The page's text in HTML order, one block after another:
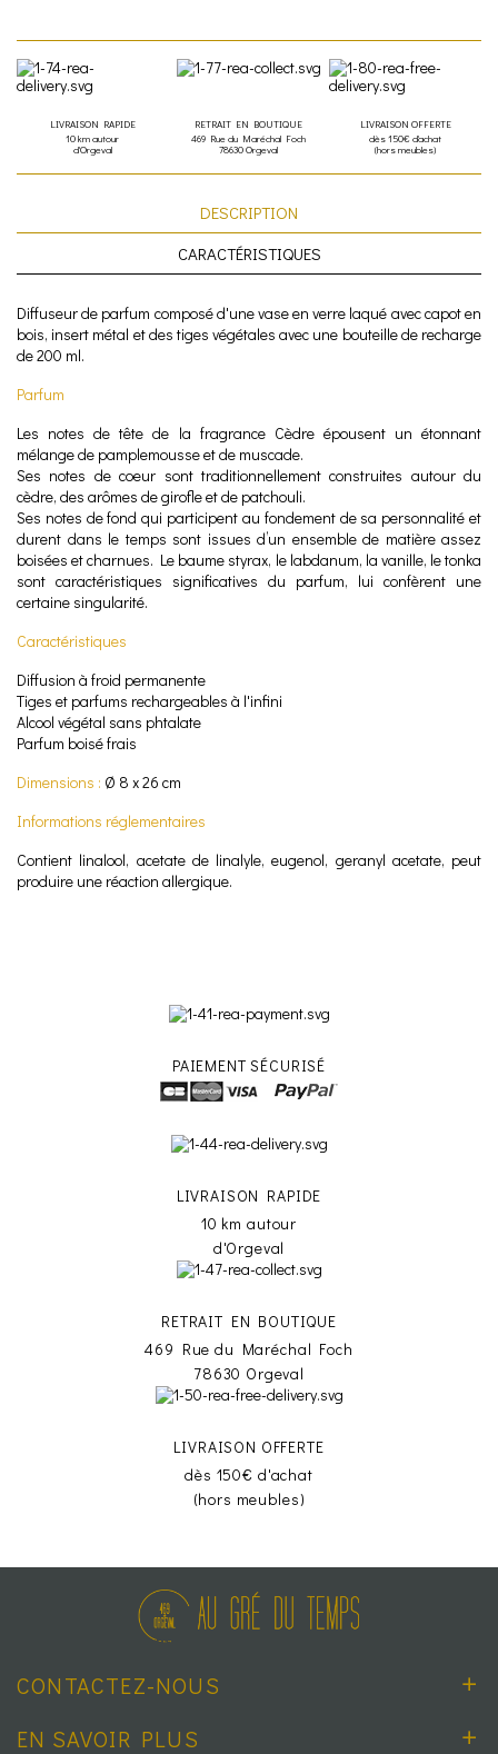
LIVRAISON RAPIDE
10 km autour
d'Orgeval
RETRAIT EN BOUTIQUE
469 Rue du Maréchal Foch
78630 Orgeval
LIVRAISON OFFERTE
dès 150€ d'achat
(hors meubles)
DESCRIPTION
CARACTÉRISTIQUES
Diffuseur de parfum composé d'une vase en verre laqué avec capot en
bois, insert métal et des tiges végétales avec une bouteille de recharge
de 200 ml.
Parfum
Les notes de tête de la fragrance Cèdre épousent un étonnant
mélange de pamplemousse et de muscade.
Ses notes de coeur sont traditionnellement construites autour du
cèdre, des arômes de girofle et de patchouli.
Ses notes de fond qui participent au fondement de sa personnalité et
durent dans le temps sont issues d’un ensemble de matière assez
boisées et charnues. Le baume styrax, le labdanum, la vanille, le tonka
sont caractéristiques significatives du parfum, lui confèrent une
certaine singularité.
Caractéristiques
Diffusion à froid permanente
Tiges et parfums rechargeables à l'infini
Alcool végétal sans phtalate
Parfum boisé frais
Dimensions : Ø 8 x 26 cm
Informations réglementaires
Contient linalool, acetate de linalyle, eugenol, geranyl acetate, peut
produire une réaction allergique.
PAIEMENT SÉCURISÉ
LIVRAISON RAPIDE
10 km autour
d'Orgeval
RETRAIT EN BOUTIQUE
469 Rue du Maréchal Foch
78630 Orgeval
LIVRAISON OFFERTE
dès 150€ d'achat
(hors meubles)
CONTACTEZ-NOUS
EN SAVOIR PLUS